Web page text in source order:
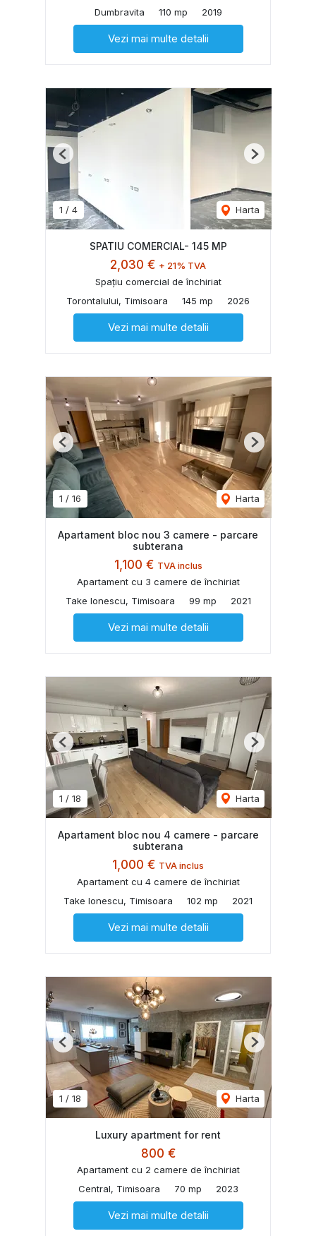
Dumbravita
110 mp 2019
Vezi mai multe detalii
1 / 4 Harta
Previous Next
SPATIU COMERCIAL- 145 MP
2,030 € + 21% TVA
Spațiu comercial de închiriat
Torontalului, Timisoara
145 mp 2026
Vezi mai multe detalii
1 / 16 Harta
Previous Next
Apartament bloc nou 3 camere - parcare
subterana
1,100 € TVA inclus
Apartament cu 3 camere de închiriat
Take Ionescu, Timisoara
99 mp 2021
Vezi mai multe detalii
1 / 18 Harta
Previous Next
Apartament bloc nou 4 camere - parcare
subterana
1,000 € TVA inclus
Apartament cu 4 camere de închiriat
Take Ionescu, Timisoara
102 mp 2021
Vezi mai multe detalii
1 / 18 Harta
Previous Next
Luxury apartment for rent
800 €
Apartament cu 2 camere de închiriat
Central, Timisoara
70 mp 2023
Vezi mai multe detalii